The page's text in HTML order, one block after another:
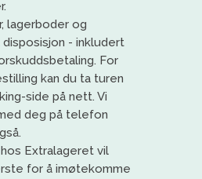
, lagerboder og
- inkludert
. For
kan du ta turen
side på nett. Vi
deg på telefon
hos Extralageret vil
for å imøtekomme